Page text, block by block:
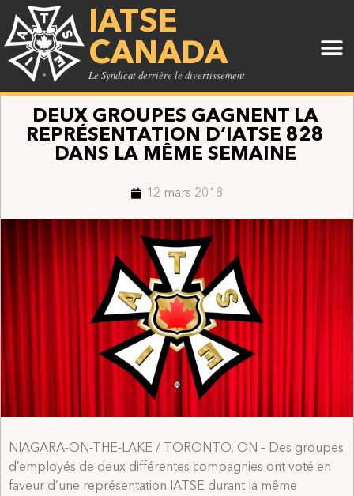
IATSE
CANADA
Le Syndicat derrière le divertissement
DEUX GROUPES GAGNENT LA
REPRÉSENTATION D’IATSE 828
DANS LA MÊME SEMAINE
12 mars 2018
NIAGARA-ON-THE-LAKE / TORONTO, ON – Des groupes
d’employés de deux différentes compagnies ont voté en
faveur d’une représentation IATSE durant la même